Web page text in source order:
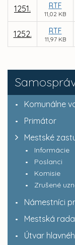
Komunálne
Primátor
Mestské
Informácie
Poslanci
Komisie
Zrušené
Námestníci
Mestská rada
Útvar
1251. RTF
11,02 KB
1252. RTF
11,97 KB